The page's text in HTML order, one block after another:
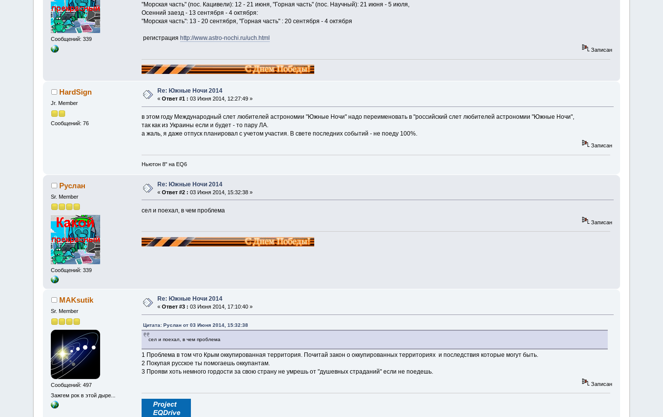
Сообщений: 339
"Морская часть" (пос. Кацивели): 12 - 21 июня, "Горная часть" (пос. Научный): 21 июня - 5 июля,
Осенний заезд - 13 сентября - 4 октября:
"Морская часть": 13 - 20 сентября, "Горная часть" : 20 сентября - 4 октября
регистрация http://www.astro-nochi.ru/uch.html
Записан
HardSign
Jr. Member
Сообщений: 76
Re: Южные Ночи 2014
«Ответ #1 : 03 Июня 2014, 12:27:49 »
в этом году Международный слет любителей астрономии "Южные Ночи" надо переименовать в "российский слет любителей астрономии "Южные Ночи",
так как из Украины если и будет - то пару ЛА.
а жаль, я даже отпуск планировал с учетом участия. В свете последних событий - не поеду 100%.
Записан
Ньютон 8" на EQ6
Руслан
Sr. Member
Сообщений: 339
Re: Южные Ночи 2014
«Ответ #2 : 03 Июня 2014, 15:32:38 »
сел и поехал, в чем проблема
Записан
MAKsutik
Sr. Member
Сообщений: 497
Зажгем рок в этой дыре...
Re: Южные Ночи 2014
«Ответ #3 : 03 Июня 2014, 17:10:40 »
Цитата: Руслан от 03 Июня 2014, 15:32:38
сел и поехал, в чем проблема
1 Проблема в том что Крым оккупированная территория. Почитай закон о оккупированных территориях и последствия которые могут быть.
2 Покупая русское ты помогаешь оккупантам.
3 Прояви хоть немного гордости за свою страну не умрешь от "душевных страданий" если не поедешь.
Записан